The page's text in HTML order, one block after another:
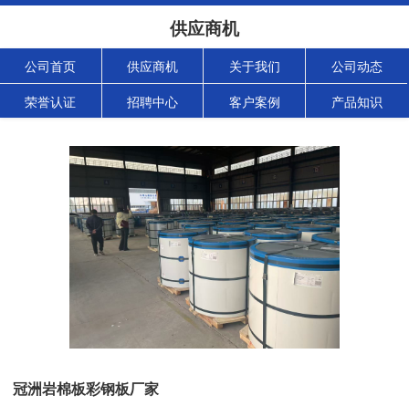
供应商机
公司首页 供应商机 关于我们 公司动态
荣誉认证 招聘中心 客户案例 产品知识
冠洲岩棉板彩钢板厂家